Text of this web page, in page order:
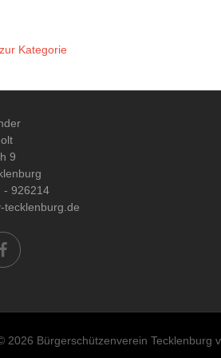
Kategorie
9
- 926214
tecklenburg.de
2026 Bürgerschützenverein Tecklenburg